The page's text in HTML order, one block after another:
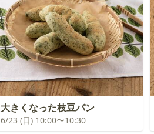
大きくなった枝豆パン
6/23 (日) 10:00〜10:30